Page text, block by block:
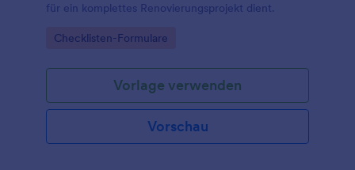
für ein komplettes Renovierungsprojekt dient.
Go to Category:
Checklisten-Formulare
Vorlage verwenden
Vorschau